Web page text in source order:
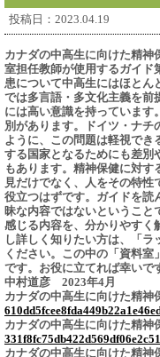
投稿日：2023.04.19
カナダの中高生に向けた精神
室担任教師が使用するガイド
患について中高生にはほとん
では多言語・多文化主義を前
には高い意識を持っています
別があります。ドイツ・ナチ
ように、この問題は軽視でき
する国家となるためにも差別
もあります。精神保健に対
見だけでなく、人をその特性
役立つはずです。ガイドを読
昧な内容ではないということ
感じる内容を、分かりやすく
し詳しく知りたい方は、「
ください。この中の「資料
です。お役に立てれば幸いで
中村道彦 2023年4月
カナダの中高生に向けた精神
カナダの中高生に向けた精神
カナダの中高生に向けた精神